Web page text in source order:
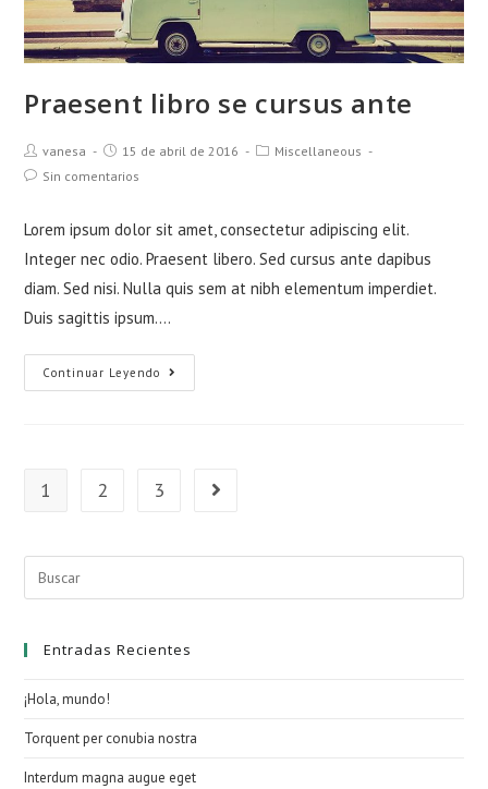
Praesent libro se cursus ante
Autor
de
vanesa
Publicación
de
15 de abril de 2016
Categoría
Miscellaneous
Comentarios
entrada:
Sin comentarios
Lorem ipsum dolor sit amet, consectetur adipiscing elit.
Integer nec odio. Praesent libero. Sed cursus ante dapibus
diam. Sed nisi. Nulla quis sem at nibh elementum imperdiet.
Duis sagittis ipsum.…
Continuar Leyendo
libro
1 2 3 Ir a la página siguiente
Buscar:
Entradas Recientes
¡Hola, mundo!
Torquent per conubia nostra
Interdum magna augue eget